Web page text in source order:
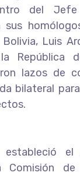
del
sus
Bolivia, Luis
República
lazos de
bilateral
estableció el
Comisión de